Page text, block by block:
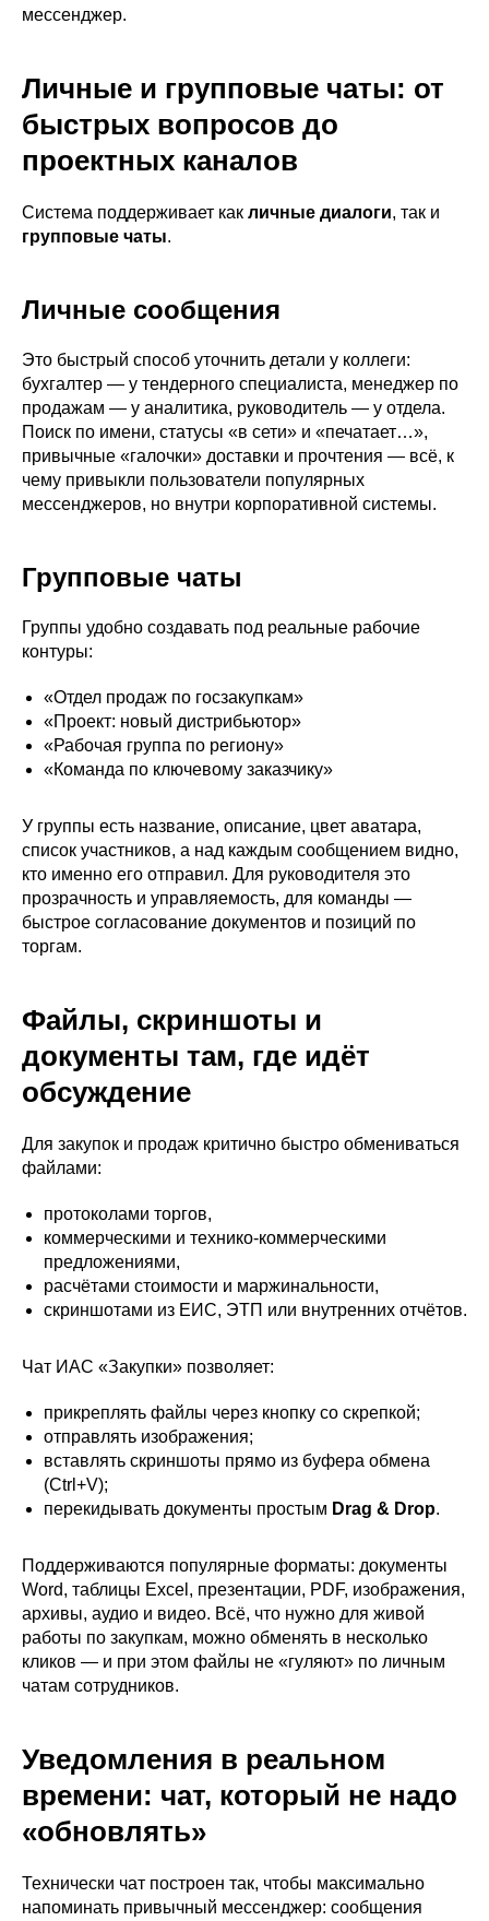
мессенджер.
Личные и групповые чаты: от
быстрых вопросов до
проектных каналов
Система поддерживает как личные диалоги, так и
групповые чаты.
Личные сообщения
Это быстрый способ уточнить детали у коллеги:
бухгалтер — у тендерного специалиста, менеджер по
продажам — у аналитика, руководитель — у отдела.
Поиск по имени, статусы «в сети» и «печатает…»,
привычные «галочки» доставки и прочтения — всё, к
чему привыкли пользователи популярных
мессенджеров, но внутри корпоративной системы.
Групповые чаты
Группы удобно создавать под реальные рабочие
контуры:
«Отдел продаж по госзакупкам»
«Проект: новый дистрибьютор»
«Рабочая группа по региону»
«Команда по ключевому заказчику»
У группы есть название, описание, цвет аватара,
список участников, а над каждым сообщением видно,
кто именно его отправил. Для руководителя это
прозрачность и управляемость, для команды —
быстрое согласование документов и позиций по
торгам.
Файлы, скриншоты и
документы там, где идёт
обсуждение
Для закупок и продаж критично быстро обмениваться
файлами:
протоколами торгов,
коммерческими и технико-коммерческими
предложениями,
расчётами стоимости и маржинальности,
скриншотами из ЕИС, ЭТП или внутренних отчётов.
Чат ИАС «Закупки» позволяет:
прикреплять файлы через кнопку со скрепкой;
отправлять изображения;
вставлять скриншоты прямо из буфера обмена
(Ctrl+V);
перекидывать документы простым Drag & Drop.
Поддерживаются популярные форматы: документы
Word, таблицы Excel, презентации, PDF, изображения,
архивы, аудио и видео. Всё, что нужно для живой
работы по закупкам, можно обменять в несколько
кликов — и при этом файлы не «гуляют» по личным
чатам сотрудников.
Уведомления в реальном
времени: чат, который не надо
«обновлять»
Технически чат построен так, чтобы максимально
напоминать привычный мессенджер: сообщения